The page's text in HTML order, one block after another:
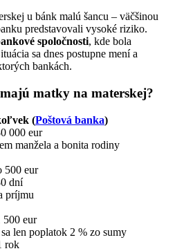
u bánk malú šancu – väčšinou
predstavovali vysoké riziko.
spoločnosti, kde bola
sa dnes postupne mení a
bankách.
matky na materskej?
(Poštová banka)
000 eur
manžela a bonita rodiny
500 eur
dní
príjmu
500 eur
len poplatok 2 % zo sumy
rok